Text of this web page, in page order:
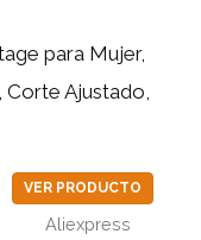
para Mujer,
Corte Ajustado,
VER PRODUCTO
Aliexpress